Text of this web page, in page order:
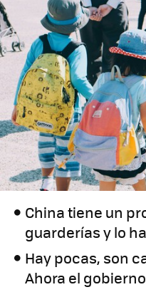
China tiene un
guarderías y lo
Hay pocas, son
Ahora el